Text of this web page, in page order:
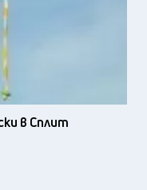
в Сплит